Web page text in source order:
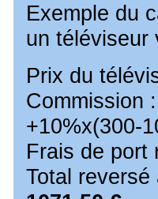
Exemple du
un téléviseur
Prix du
Commission
+10%x(300-
Frais de port
Total